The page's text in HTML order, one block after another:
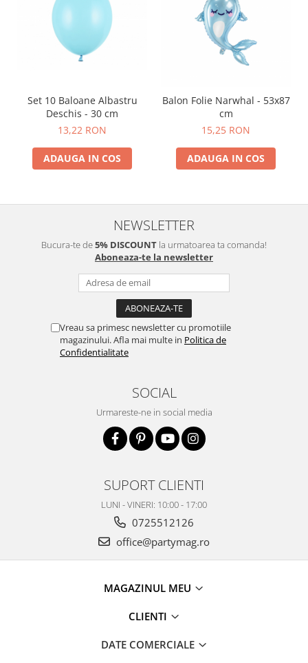
Set 10 Baloane Albastru
Deschis - 30 cm
13,22 RON
ADAUGA IN COS
Balon Folie Narwhal - 53x87
cm
15,25 RON
ADAUGA IN COS
NEWSLETTER
Bucura-te de5% DISCOUNT la urmatoarea ta comanda!
Aboneaza-te la newsletter
Vreau sa primesc newsletter cu promotiile
magazinului. Afla mai multe in Politica de
Confidentialitate
SOCIAL
Urmareste-ne in social media
SUPORT CLIENTI
LUNI - VINERI: 10:00 - 17:00
0725512126
office@partymag.ro
MAGAZINUL MEU
CLIENTI
DATE COMERCIALE